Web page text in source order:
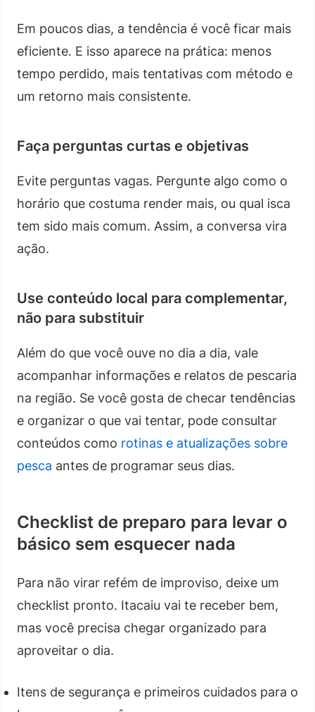
Em poucos dias, a tendência é você ficar mais
eficiente. E isso aparece na prática: menos
tempo perdido, mais tentativas com método e
um retorno mais consistente.
Faça perguntas curtas e objetivas
Evite perguntas vagas. Pergunte algo como o
horário que costuma render mais, ou qual isca
tem sido mais comum. Assim, a conversa vira
ação.
Use conteúdo local para complementar,
não para substituir
Além do que você ouve no dia a dia, vale
acompanhar informações e relatos de pescaria
na região. Se você gosta de checar tendências
e organizar o que vai tentar, pode consultar
conteúdos como rotinas e atualizações sobre
pesca antes de programar seus dias.
Checklist de preparo para levar o
básico sem esquecer nada
Para não virar refém de improviso, deixe um
checklist pronto. Itacaiu vai te receber bem,
mas você precisa chegar organizado para
aproveitar o dia.
Itens de segurança e primeiros cuidados para o